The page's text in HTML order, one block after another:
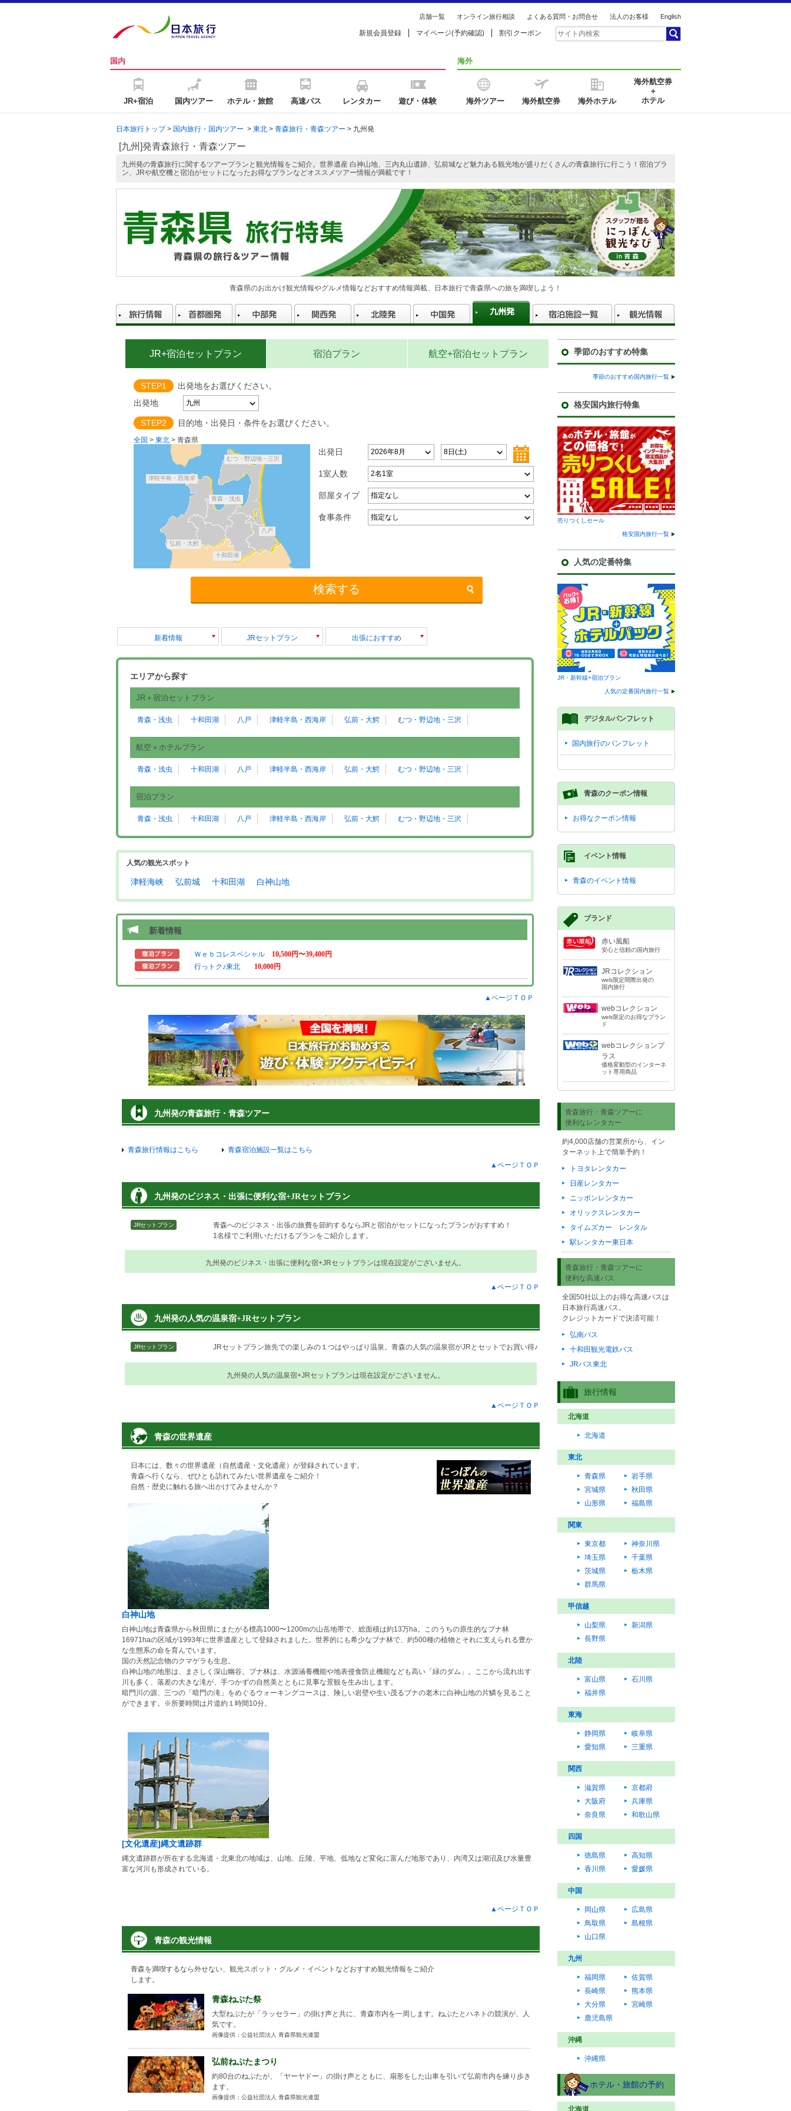
店舗一覧 オンライン旅行相談 よくある質問・お問合せ 法人のお客様 English
新規会員登録 マイページ(予約確認) 割引クーポン
国内
JR+宿泊 国内ツアー ホテル・旅館 高速バス レンタカー 遊び・体験
海外
海外ツアー 海外航空券 海外ホテル
海外航空券
＋
ホテル
日本旅行トップ> 国内旅行・国内ツアー > 東北 > 青森旅行・青森ツアー > 九州発
[九州]発青森旅行・青森ツアー
九州発の青森旅行に関するツアープランと観光情報をご紹介。世界遺産 白神山地、三内丸山遺跡、弘前城など魅力ある観光地が盛りだくさんの青森旅行に行こう！宿泊プラ
ン、JRや航空機と宿泊がセットになったお得なプランなどオススメツアー情報が満載です！
青森県のお出かけ観光情報やグルメ情報などおすすめ情報満載、日本旅行で青森県への旅を満喫しよう！
JR+宿泊セットプラン 宿泊プラン 航空+宿泊セットプラン
STEP1
出発地をお選びください。
出発地
STEP2 目的地・出発日・条件をお選びください。
全国 > 東北 > 青森県
むつ・野辺地・三沢
八戸
十和田湖
津軽半島・西海岸
弘前・大鰐
青森・浅虫
出発日
1室人数
部屋タイプ
食事条件
検索する
新着情報 JRセットプラン 出張におすすめ
エリアから探す
JR＋宿泊セットプラン
青森・浅虫 十和田湖 八戸 津軽半島・西海岸 弘前・大鰐 むつ・野辺地・三沢
航空＋ホテルプラン
青森・浅虫 十和田湖 八戸 津軽半島・西海岸 弘前・大鰐 むつ・野辺地・三沢
宿泊プラン
青森・浅虫 十和田湖 八戸 津軽半島・西海岸 弘前・大鰐 むつ・野辺地・三沢
人気の観光スポット
津軽海峡 弘前城 十和田湖 白神山地
新着情報
Ｗｅｂコレスペシャル
10,500円〜39,400円
行っトク♪東北
10,000円
▲ページＴＯＰ
九州発の青森旅行・青森ツアー
青森旅行情報はこちら
青森宿泊施設一覧はこちら
▲ページＴＯＰ
九州発のビジネス・出張に便利な宿+JRセットプラン
JRセットプラン
青森へのビジネス・出張の旅費を節約するならJRと宿泊がセットになったプランがおすすめ！
1名様でご利用いただけるプランをご紹介します。
九州発のビジネス・出張に便利な宿+JRセットプランは現在設定がございません。
▲ページＴＯＰ
九州発の人気の温泉宿+JRセットプラン
JRセットプラン JRセットプラン旅先での楽しみの１つはやっぱり温泉。青森の人気の温泉宿がJRとセットでお買い得♪
九州発の人気の温泉宿+JRセットプランは現在設定がございません。
▲ページＴＯＰ
青森の世界遺産
日本には、数々の世界遺産（自然遺産・文化遺産）が登録されています。
青森へ行くなら、ぜひとも訪れてみたい世界遺産をご紹介！
自然・歴史に触れる旅へ出かけてみませんか？
白神山地
白神山地は青森県から秋田県にまたがる標高1000〜1200mの山岳地帯で、総面積は約13万ha。このうちの原生的なブナ林
16971haの区域が1993年に世界遺産として登録されました。世界的にも希少なブナ林で、約500種の植物とそれに支えられる豊か
な生態系の命を育んでいます。
国の天然記念物のクマゲラも生息。
白神山地の地形は、まさしく深山幽谷。ブナ林は、水源涵養機能や地表侵食防止機能なども高い「緑のダム」。ここから流れ出す
川も多く、落差の大きな滝が、手つかずの自然美とともに見事な景観を生み出します。
暗門川の源、三つの「暗門の滝」をめぐるウォーキングコースは、険しい岩壁や生い茂るブナの老木に白神山地の片鱗を見ること
ができます。※所要時間は片道約１時間10分。
[文化遺産]縄文遺跡群
縄文遺跡群が所在する北海道・北東北の地域は、山地、丘陵、平地、低地など変化に富んだ地形であり、内湾又は湖沼及び水量豊
富な河川も形成されている。
▲ページＴＯＰ
青森の観光情報
青森を満喫するなら外せない、観光スポット・グルメ・イベントなどおすすめ観光情報をご紹介
します。
青森ねぶた祭
大型ねぶたが「ラッセラー」の掛け声と共に、青森市内を一周します。ねぶたとハネトの競演が、人
気です。
画像提供：公益社団法人 青森県観光連盟
弘前ねぷたまつり
約80台のねぷたが、「ヤーヤドー」の掛け声とともに、扇形をした山車を引いて弘前市内を練り歩き
ます。
画像提供：公益社団法人 青森県観光連盟
季節のおすすめ特集
季節のおすすめ国内旅行一覧
格安国内旅行特集
売りつくしセール
格安国内旅行一覧
人気の定番特集
JR・新幹線+宿泊プラン
人気の定番国内旅行一覧
デジタルパンフレット
国内旅行のパンフレット
青森のクーポン情報
お得なクーポン情報
イベント情報
青森のイベント情報
ブランド
赤い風船
安心と信頼の国内旅行
JRコレクション
web限定間際出発の
国内旅行
webコレクション
web限定のお得なブラン
ド
webコレクションプ
ラス
価格変動型のインターネ
ット専用商品
青森旅行・青森ツアーに
便利なレンタカー
約4,000店舗の営業所から、イン
ターネット上で簡単予約！
トヨタレンタカー
日産レンタカー
ニッポンレンタカー
オリックスレンタカー
タイムズカー レンタル
駅レンタカー東日本
青森旅行・青森ツアーに
便利な高速バス
全国50社以上のお得な高速バスは
日本旅行高速バス。
クレジットカードで決済可能！
弘南バス
十和田観光電鉄バス
JRバス東北
旅行情報
北海道
北海道
東北
青森県
岩手県
宮城県
秋田県
山形県
福島県
関東
東京都
神奈川県
埼玉県
千葉県
茨城県
栃木県
群馬県
甲信越
山梨県
新潟県
長野県
北陸
富山県
石川県
福井県
東海
静岡県
岐阜県
愛知県
三重県
関西
滋賀県
京都府
大阪府
兵庫県
奈良県
和歌山県
四国
徳島県
高知県
香川県
愛媛県
中国
岡山県
広島県
鳥取県
島根県
山口県
九州
福岡県
佐賀県
長崎県
熊本県
大分県
宮崎県
鹿児島県
沖縄
沖縄県
ホテル・旅館の予約
北海道